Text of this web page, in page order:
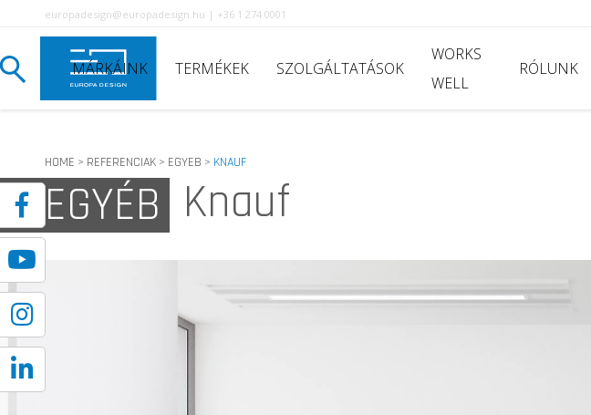
europadesign@europadesign.hu | +36 1 274 0001
MÁRKÁINK TERMÉKEK SZOLGÁLTATÁSOK
WORKS
WELL
RÓLUNK
HOME > REFERENCIAK> EGYEB > KNAUF
EGYÉB Knauf